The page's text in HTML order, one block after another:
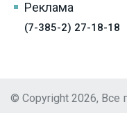
Реклама
(7-385-2) 27-18-18
© Copyright 2026, Все